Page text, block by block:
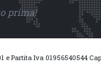
prima!
e Partita Iva 01956540544